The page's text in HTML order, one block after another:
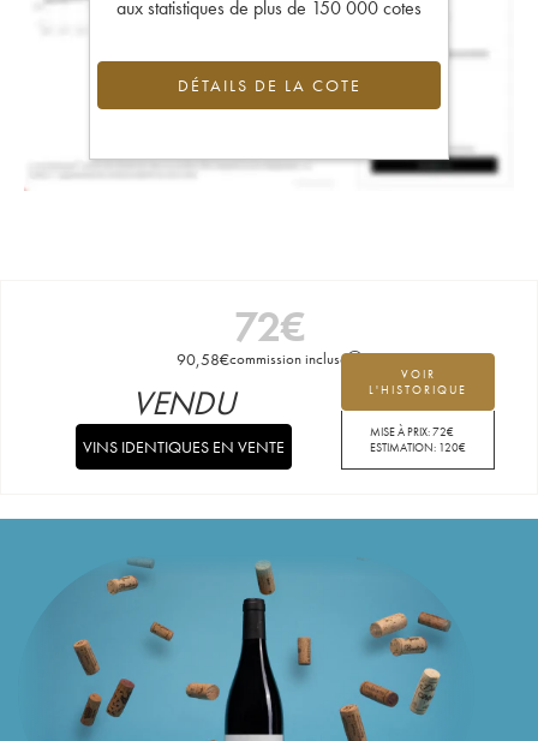
aux statistiques de plus de 150 000 cotes
DÉTAILS DE LA COTE
72€
90,58€commission incluse
VOIR
L'HISTORIQUE
MISE À PRIX:72€
ESTIMATION: 120€
VENDU
VINS IDENTIQUES EN VENTE